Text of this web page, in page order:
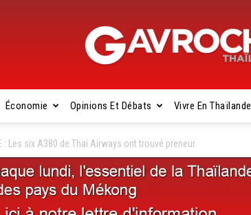
Gavroche
Économie Opinions Et Débats Vivre En Thaïlande
: Les six A380 de Thai Airways ont trouvé preneur